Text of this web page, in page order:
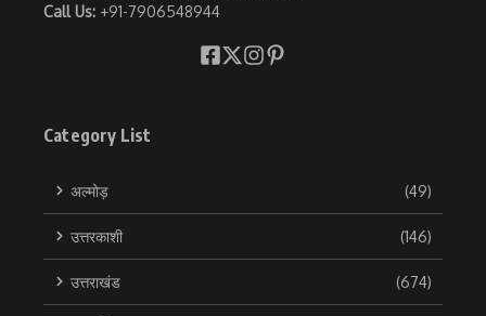
Call Us: +91-7906548944
Category List
अल्मोड़ (49)
उत्तरकाशी (146)
उत्तराखंड (674)